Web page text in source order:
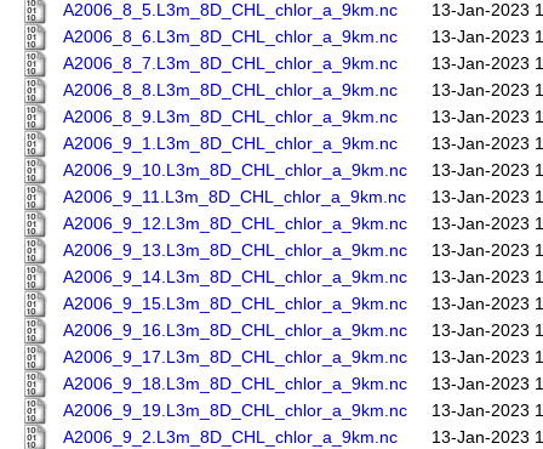
A2006_8_5.L3m_8D_CHL_chlor_a_9km.nc
13-Jan-2023
A2006_8_6.L3m_8D_CHL_chlor_a_9km.nc
13-Jan-2023
A2006_8_7.L3m_8D_CHL_chlor_a_9km.nc
13-Jan-2023
A2006_8_8.L3m_8D_CHL_chlor_a_9km.nc
13-Jan-2023
A2006_8_9.L3m_8D_CHL_chlor_a_9km.nc
13-Jan-2023
A2006_9_1.L3m_8D_CHL_chlor_a_9km.nc
13-Jan-2023
A2006_9_10.L3m_8D_CHL_chlor_a_9km.nc
13-Jan-2023
A2006_9_11.L3m_8D_CHL_chlor_a_9km.nc
13-Jan-2023
A2006_9_12.L3m_8D_CHL_chlor_a_9km.nc
13-Jan-2023
A2006_9_13.L3m_8D_CHL_chlor_a_9km.nc
13-Jan-2023
A2006_9_14.L3m_8D_CHL_chlor_a_9km.nc
13-Jan-2023
A2006_9_15.L3m_8D_CHL_chlor_a_9km.nc
13-Jan-2023
A2006_9_16.L3m_8D_CHL_chlor_a_9km.nc
13-Jan-2023
A2006_9_17.L3m_8D_CHL_chlor_a_9km.nc
13-Jan-2023
A2006_9_18.L3m_8D_CHL_chlor_a_9km.nc
13-Jan-2023
A2006_9_19.L3m_8D_CHL_chlor_a_9km.nc
13-Jan-2023
A2006_9_2.L3m_8D_CHL_chlor_a_9km.nc
13-Jan-2023